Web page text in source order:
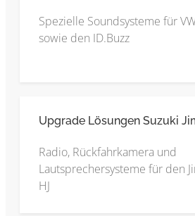
Spezielle Soundsysteme für
sowie den ID.Buzz
Upgrade Lösungen Suzuki
Radio, Rückfahrkamera und
Lautsprechersysteme für den
HJ